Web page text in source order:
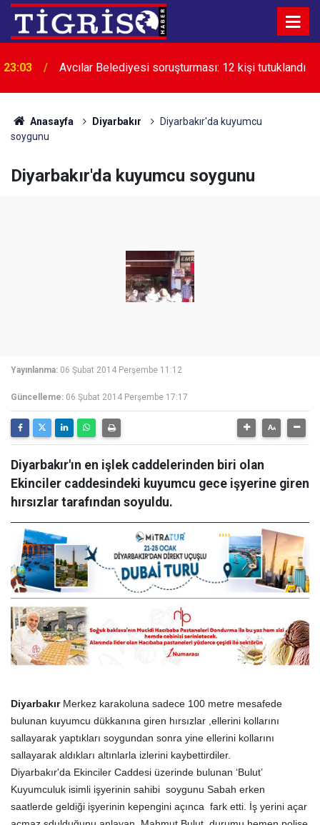
22:24 Diyarbakır’da uyuşturucuyla mücadele çağrısı
Anasayfa Diyarbakır
Diyarbakır'da kuyumcu
soygunu
Diyarbakır'da kuyumcu soygunu
Yayınlanma: 06 Şubat 2014 Perşembe 11:12
Güncelleme: 06 Şubat 2014 Perşembe 17:17
Diyarbakır'ın en işlek caddelerinden biri olan
Ekinciler caddesindeki kuyumcu gece işyerine giren
hırsızlar tarafından soyuldu.
Diyarbakır Merkez karakoluna sadece 100 metre mesafede
bulunan kuyumcu dükkanına giren hırsızlar ,ellerini kollarını
sallayarak yaptıkları soygundan sonra yine ellerini kollarını
sallayarak aldıkları altınlarla izlerini kaybettirdiler.
Diyarbakır'da Ekinciler Caddesi üzerinde bulunan ‘Bulut’
Kuyumculuk isimli işyerinin sahibi soygunu Sabah erken
saatlerde geldiği işyerinin kepengini açınca fark etti. İş yerini açar